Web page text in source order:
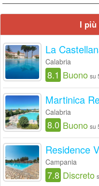
I più
La
Calabria
8.1 Buono su
Martinica
Calabria
8.0 Buono su
Residence
Campania
7.8 Discreto